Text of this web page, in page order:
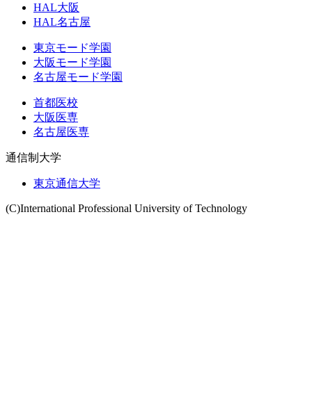
HAL大阪
HAL名古屋
東京モード学園
大阪モード学園
名古屋モード学園
首都医校
大阪医専
名古屋医専
通信制大学
東京通信大学
(C)International Professional University of Technology